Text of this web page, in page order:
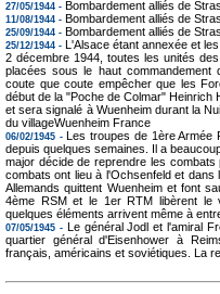
27/05/1944 - Bombardement alliés de
11/08/1944 - Bombardement alliés de
25/09/1944 - Bombardement alliés de
25/12/1944 -
L'Alsace étant annexée et
2 décembre 1944, toutes les unités
placées sous le haut commandement
coute que coute empêcher que les
début de la "Poche de Colmar" Heinrich
et sera signalé à Wuenheim durant la
du villageWuenheim France
06/02/1945 -
Les troupes de 1ère
depuis quelques semaines. Il a
major décide de reprendre les
combats ont lieu à l'Ochsenfeld et
Allemands quittent Wuenheim et font
4ème RSM et le 1er RTM libèrent le
quelques éléments arrivent même à
07/05/1945 -
Le général Jodl et l'amiral
quartier général d'Eisenhower à
français, américains et soviétiques. La